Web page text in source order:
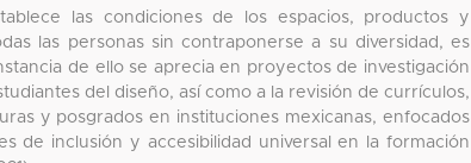
las condiciones de los espacios, productos y
las personas sin contraponerse a su diversidad, es
de ello se aprecia en proyectos de investigación
del diseño, así como a la revisión de currículos,
y posgrados en instituciones mexicanas, enfocados
de inclusión y accesibilidad universal en la formación